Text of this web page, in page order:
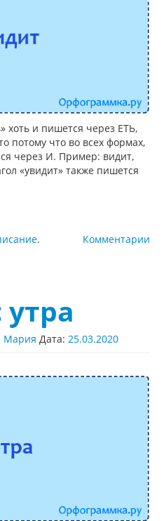
хоть и пишется через ЕТЬ,
потому что во всех формах,
через И. Пример: видит,
«увидит» также пишется
Комментарии
.
Мария Дата: 25.03.2020